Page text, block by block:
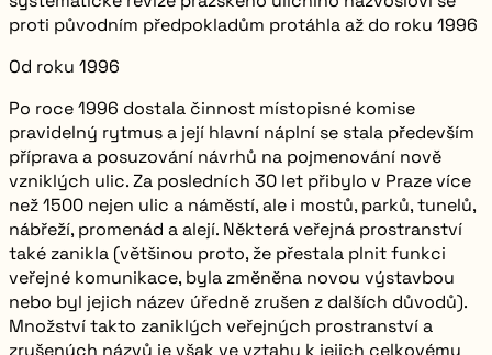
proti původním předpokladům protáhla až do roku 1996
Od roku 1996
Po roce 1996 dostala činnost místopisné komise
pravidelný rytmus a její hlavní náplní se stala především
příprava a posuzování návrhů na pojmenování nově
vzniklých ulic. Za posledních 30 let přibylo v Praze více
než 1500 nejen ulic a náměstí, ale i mostů, parků, tunelů,
nábřeží, promenád a alejí. Některá veřejná prostranství
také zanikla (většinou proto, že přestala plnit funkci
veřejné komunikace, byla změněna novou výstavbou
nebo byl jejich název úředně zrušen z dalších důvodů).
Množství takto zaniklých veřejných prostranství a
zrušených názvů je však ve vztahu k jejich celkovému